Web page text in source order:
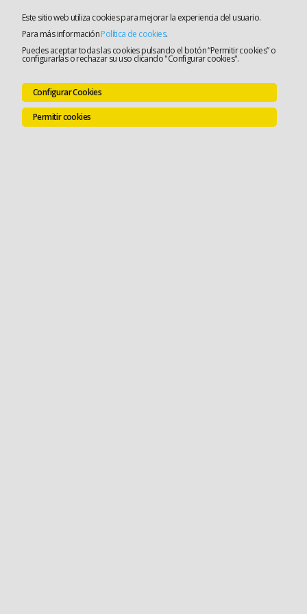
Este sitio web utiliza cookies para mejorar la experiencia del usuario.
Para más informaciónPolítica de cookies.
Puedes aceptar todas las cookies pulsando el botón “Permitir cookies” o
configurarlas o rechazar su uso clicando "Configurar cookies".
Configurar Cookies
Permitir cookies